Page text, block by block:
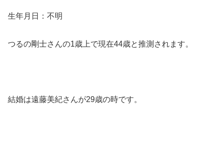
生年月日：不明
つるの剛士さんの1歳上で現在44歳と推測されます。
結婚は遠藤美紀さんが29歳の時です。